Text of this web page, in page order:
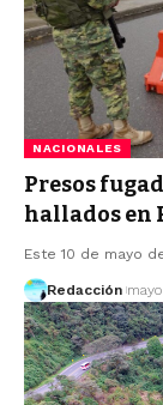
NACIONALES
Presos
hallados en
Este 10 de mayo
Redacción